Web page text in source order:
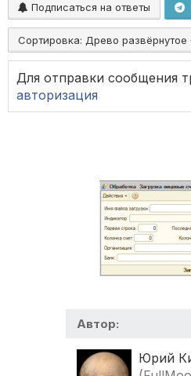
Подписаться на ответы
Сортировка: Древо развёрнутое
Для отправки сообщения
авторизация
Автор:
Юрий